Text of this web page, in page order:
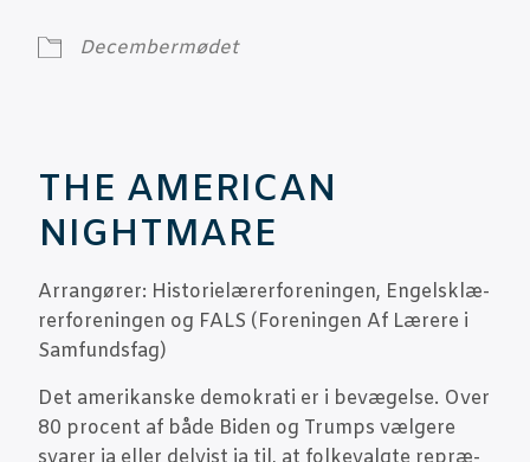
Decem­ber­mø­det
THE AMERICAN
NIGHTMARE
Arran­gø­rer: Histo­ri­e­læ­rer­for­e­nin­gen, Engels­klæ­
rer­for­e­nin­gen og FALS (For­e­nin­gen Af Lære­re i
Samfundsfag)
Det ame­ri­kan­ske demo­kra­ti er i bevæ­gel­se. Over
80 pro­cent af både Biden og Trumps væl­ge­re